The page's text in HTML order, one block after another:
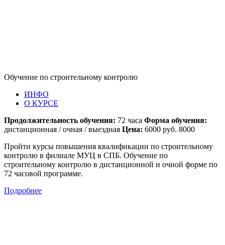
Обучение по строительному контролю
ИНФО
О КУРСЕ
Продолжительность обучения: 72 часа Форма обучения:
дистанционная / очная / выездная Цена: 6000 руб. 8000
Пройти курсы повышения квалификации по строительному
контролю в филиале МУЦ в СПБ. Обучение по
строительному контролю в дистанционной и очной форме по
72 часовой программе.
Подробнее